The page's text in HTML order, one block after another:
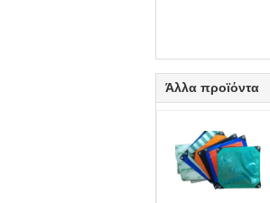
Άλλα προϊόντα